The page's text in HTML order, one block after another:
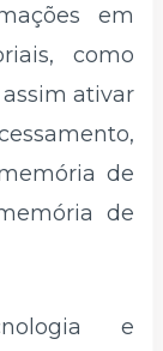
em
como
ativar
de
de
e